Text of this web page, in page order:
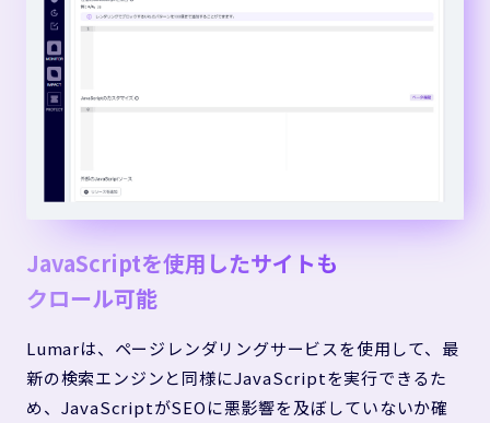
JavaScriptを使用したサイトも
クロール可能
Lumarは、ページレンダリングサービスを使用して、最
新の検索エンジンと同様にJavaScriptを実行できるた
め、JavaScriptがSEOに悪影響を及ぼしていないか確